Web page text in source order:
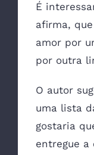
É
afirma,
amor por
por outra
O autor
uma lista
gostaria
entregue a